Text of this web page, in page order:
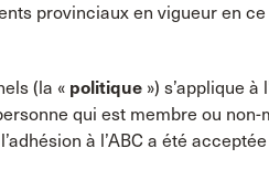
provinciaux en vigueur en
(la « politique ») s’applique à
qui est membre ou non-
à l’ABC a été